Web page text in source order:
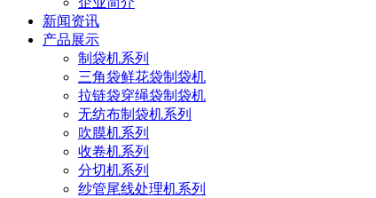
新闻资讯
产品展示
制袋机系列
三角袋鲜花袋制袋机
拉链袋穿绳袋制袋机
无纺布制袋机系列
吹膜机系列
收卷机系列
分切机系列
纱管尾线处理机系列